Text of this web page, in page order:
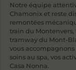
Notre équipe
Chamonix et reste
remontées
train du
tramway du Mont-
vous
soins au spa, vos
Casa Nonna.